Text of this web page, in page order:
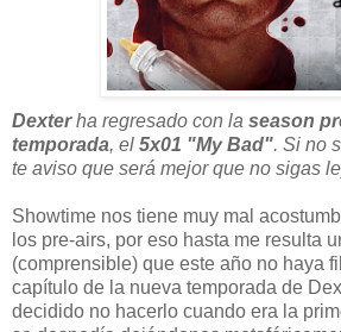
Dexterha regresado con la season
temporada, el 5x01 "My Bad". Si no
te aviso que será mejor que no sigas
Showtime nos tiene muy mal
los pre-airs, por eso hasta me resulta
(comprensible) que este año no haya
capítulo de la nueva temporada de
decidido no hacerlo cuando era la